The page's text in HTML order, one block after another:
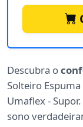
Descubra o
Solteiro
Umaflex -
sono